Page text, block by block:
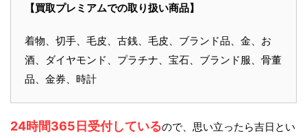
【買取プレミアムでの取り扱い商品】
着物、切手、毛皮、古銭、毛皮、ブランド品、金、お
酒、ダイヤモンド、プラチナ、宝石、ブランド服、骨董
品、金券、時計
24時間365日受付しているので、思い立ったら吉日とい